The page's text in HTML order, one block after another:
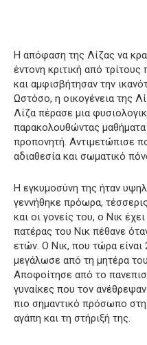
Η απόφαση της Λίζας να
έντονη κριτική από
και αμφισβήτησαν την
Ωστόσο, η οικογένεια της
Λίζα πέρασε μια
παρακολουθώντας
προπονητή. Αντιμετώπισε
αδιαθεσία και σωματικό
Η εγκυμοσύνη της ήταν
γεννήθηκε πρόωρα,
και οι γονείς του, ο Νικ
πατέρας του Νικ πέθανε
ετών. Ο Νικ, που τώρα είναι
μεγάλωσε από τη μητέρα του
Αποφοίτησε από το
γυναίκες που τον
πιο σημαντικό πρόσωπο
αγάπη και τη στήριξή της.